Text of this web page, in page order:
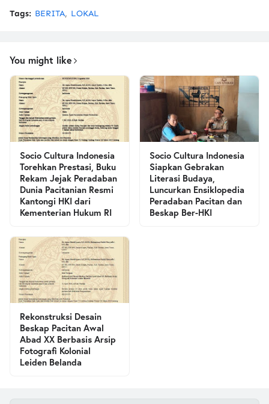
Tags: BERITA LOKAL
You might like
Socio Cultura Indonesia
Torehkan Prestasi, Buku
Rekam Jejak Peradaban
Dunia Pacitanian Resmi
Kantongi HKI dari
Kementerian Hukum RI
Socio Cultura Indonesia
Siapkan Gebrakan
Literasi Budaya,
Luncurkan Ensiklopedia
Peradaban Pacitan dan
Beskap Ber-HKI
Rekonstruksi Desain
Beskap Pacitan Awal
Abad XX Berbasis Arsip
Fotografi Kolonial
Leiden Belanda